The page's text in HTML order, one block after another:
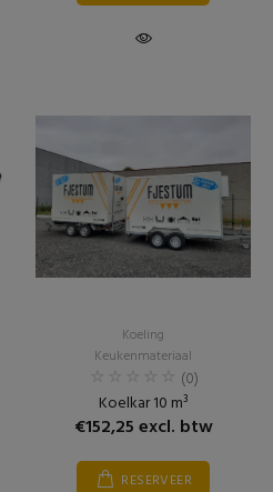
Koeling
Keukenmateriaal
(0)
Koelkar 10 m³
€152,25 excl. btw
RESERVEER